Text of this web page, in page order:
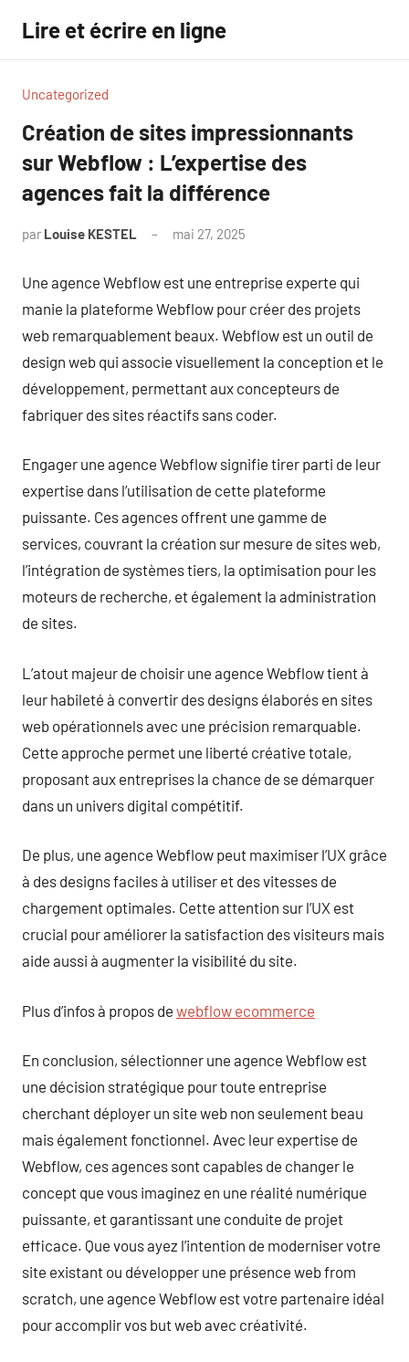
contenu
Lire et écrire en ligne
Uncategorized
Création de sites impressionnants
sur Webflow : L’expertise des
agences fait la différence
par Louise KESTEL mai 27, 2025
Une agence Webflow est une entreprise experte qui
manie la plateforme Webflow pour créer des projets
web remarquablement beaux. Webflow est un outil de
design web qui associe visuellement la conception et le
développement, permettant aux concepteurs de
fabriquer des sites réactifs sans coder.
Engager une agence Webflow signifie tirer parti de leur
expertise dans l’utilisation de cette plateforme
puissante. Ces agences offrent une gamme de
services, couvrant la création sur mesure de sites web,
l’intégration de systèmes tiers, la optimisation pour les
moteurs de recherche, et également la administration
de sites.
L’atout majeur de choisir une agence Webflow tient à
leur habileté à convertir des designs élaborés en sites
web opérationnels avec une précision remarquable.
Cette approche permet une liberté créative totale,
proposant aux entreprises la chance de se démarquer
dans un univers digital compétitif.
De plus, une agence Webflow peut maximiser l’UX grâce
à des designs faciles à utiliser et des vitesses de
chargement optimales. Cette attention sur l’UX est
crucial pour améliorer la satisfaction des visiteurs mais
aide aussi à augmenter la visibilité du site.
Plus d’infos à propos de webflow ecommerce
En conclusion, sélectionner une agence Webflow est
une décision stratégique pour toute entreprise
cherchant déployer un site web non seulement beau
mais également fonctionnel. Avec leur expertise de
Webflow, ces agences sont capables de changer le
concept que vous imaginez en une réalité numérique
puissante, et garantissant une conduite de projet
efficace. Que vous ayez l’intention de moderniser votre
site existant ou développer une présence web from
scratch, une agence Webflow est votre partenaire idéal
pour accomplir vos but web avec créativité.